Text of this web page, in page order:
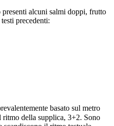
alcuni salmi doppi, frutto
precedenti:
basato sul metro
ritmo della supplica, 3+2. Sono